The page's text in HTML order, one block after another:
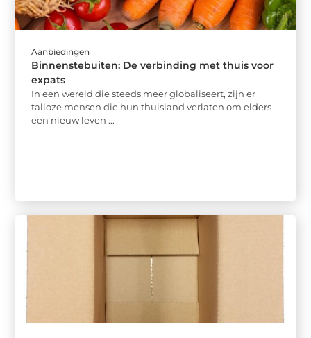
Aanbiedingen
Binnenstebuiten: De verbinding met thuis voor
expats
In een wereld die steeds meer globaliseert, zijn er
talloze mensen die hun thuisland verlaten om elders
een nieuw leven ...